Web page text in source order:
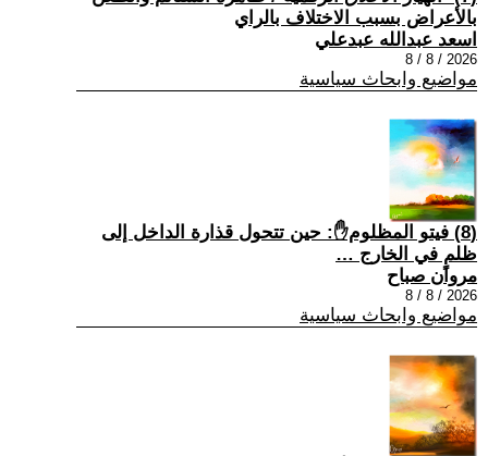
بالأعراض بسبب الاختلاف بالراي
اسعد عبدالله عبدعلي
2026 / 8 / 8
مواضيع وابحاث سياسية
(8) فيتو المظلوم✋: حين تتحول قذارة الداخل إلى
ظلمٍ في الخارج …
مروان صباح
2026 / 8 / 8
مواضيع وابحاث سياسية